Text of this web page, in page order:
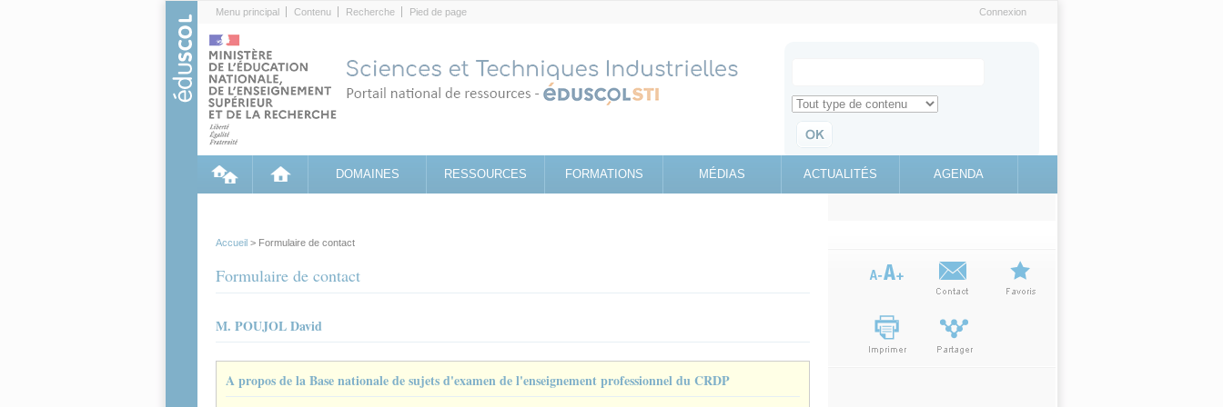
Menu principal Contenu Recherche Pied de page Connexion
Search for
Retrouvez toute l'information sur le site education.gouv.fr
DOMAINES RESSOURCES FORMATIONS MÉDIAS ACTUALITÉS AGENDA
Accueil > Formulaire de contact
Formulaire de contact
M. POUJOL David
A propos de la Base nationale de sujets d'examen de l'enseignement professionnel du CRDP